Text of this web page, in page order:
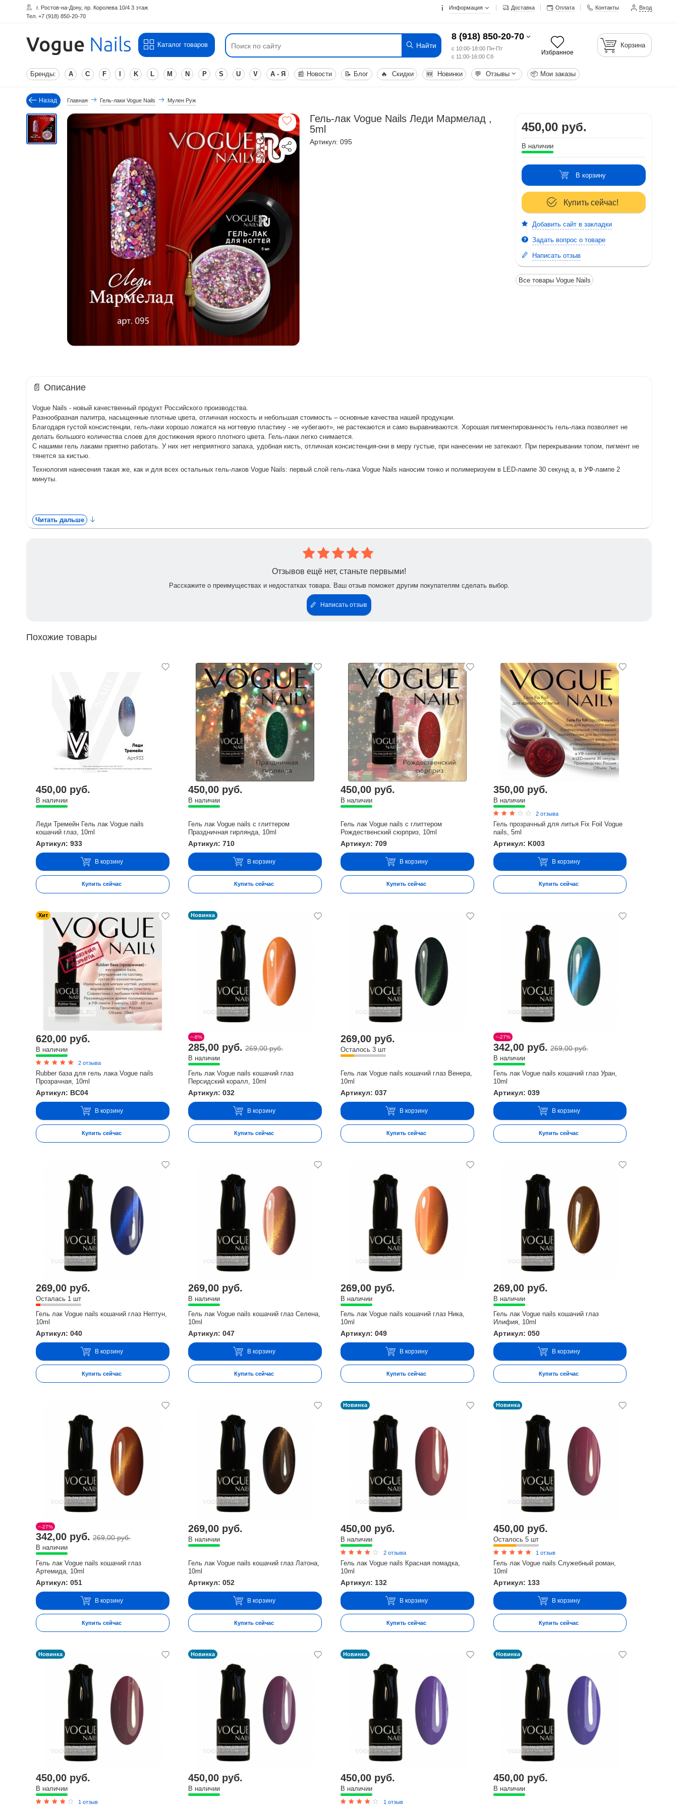
г. Ростов-на-Дону, пр. Королева 10/4 3 этаж
Тел. +7 (918) 850-20-70
Информация Доставка Оплата Контакты Вход
Каталог товаров Найти
8 (918) 850-20-70
с 10:00-18:00 Пн-Пт
с 11:00-16:00 Сб
Избранное
Корзина
Бренды: A C F K L M N P S U V А - Я 📰 Новости 📝 Блог 🔥 Скидки 🆕 Новинки 💬 Отзывы 📦 Мои заказы
Назад Главная Гель-лаки Vogue Nails Мулен Руж
Гель-лак Vogue Nails Леди Мармелад ,
5ml
Артикул: 095
450,00 руб.
В наличии
В корзину
Купить сейчас!
Добавить сайт в закладки
Задать вопрос о товаре
Написать отзыв
Все товары Vogue Nails
📄 Описание
Vogue Nails - новый качественный продукт Российского производства.
Разнообразная палитра, насыщенные плотные цвета, отличная носкость и небольшая стоимость – основные качества нашей продукции.
Благодаря густой консистенции, гель-лаки хорошо ложатся на ногтевую пластину - не «убегают», не растекаются и само выравниваются. Хорошая пигментированность гель-лака позволяет не
делать большого количества слоев для достижения яркого плотного цвета. Гель-лаки легко снимается.
С нашими гель лаками приятно работать. У них нет неприятного запаха, удобная кисть, отличная консистенция-они в меру густые, при нанесении не затекают. При перекрывании топом, пигмент не
тянется за кистью.
Технология нанесения такая же, как и для всех остальных гель-лаков Vogue Nails: первый слой гель-лака Vogue Nails наносим тонко и полимеризуем в LED-лампе 30 секунд а, в УФ-лампе 2
минуты.
Читать дальше
Отзывов ещё нет, станьте первыми!
Расскажите о преимуществах и недостатках товара. Ваш отзыв поможет другим покупателям сделать выбор.
Написать отзыв
Похожие товары
450,00 руб.
В наличии
Леди Тремейн Гель лак Vogue nails
кошачий глаз, 10ml
Артикул: 933
В корзину
Купить сейчас
450,00 руб.
В наличии
Гель лак Vogue nails с глиттером
Праздничная гирлянда, 10ml
Артикул: 710
В корзину
Купить сейчас
450,00 руб.
В наличии
Гель лак Vogue nails с глиттером
Рождественский сюрприз, 10ml
Артикул: 709
В корзину
Купить сейчас
350,00 руб.
В наличии
2 отзыва
Гель прозрачный для литья Fix Foil Vogue
nails, 5ml
Артикул: K003
В корзину
Купить сейчас
Хит
620,00 руб.
В наличии
2 отзыва
Rubber база для гель лака Vogue nails
Прозрачная, 10ml
Артикул: BC04
В корзину
Купить сейчас
Новинка
−-6%
285,00 руб. 269,00 руб.
В наличии
Гель лак Vogue nails кошачий глаз
Персидский коралл, 10ml
Артикул: 032
В корзину
Купить сейчас
269,00 руб.
Осталось 3 шт
Гель лак Vogue nails кошачий глаз Венера,
10ml
Артикул: 037
В корзину
Купить сейчас
−-27%
342,00 руб. 269,00 руб.
В наличии
Гель лак Vogue nails кошачий глаз Уран,
10ml
Артикул: 039
В корзину
Купить сейчас
269,00 руб.
Осталась 1 шт
Гель лак Vogue nails кошачий глаз Нептун,
10ml
Артикул: 040
В корзину
Купить сейчас
269,00 руб.
В наличии
Гель лак Vogue nails кошачий глаз Селена,
10ml
Артикул: 047
В корзину
Купить сейчас
269,00 руб.
В наличии
Гель лак Vogue nails кошачий глаз Ника,
10ml
Артикул: 049
В корзину
Купить сейчас
269,00 руб.
В наличии
Гель лак Vogue nails кошачий глаз
Илифия, 10ml
Артикул: 050
В корзину
Купить сейчас
−-27%
342,00 руб. 269,00 руб.
В наличии
Гель лак Vogue nails кошачий глаз
Артемида, 10ml
Артикул: 051
В корзину
Купить сейчас
269,00 руб.
В наличии
Гель лак Vogue nails кошачий глаз Латона,
10ml
Артикул: 052
В корзину
Купить сейчас
Новинка
450,00 руб.
В наличии
2 отзыва
Гель лак Vogue nails Красная помадка,
10ml
Артикул: 132
В корзину
Купить сейчас
Новинка
450,00 руб.
Осталось 5 шт
1 отзыв
Гель лак Vogue nails Служебный роман,
10ml
Артикул: 133
В корзину
Купить сейчас
Новинка
450,00 руб.
В наличии
1 отзыв
Новинка
450,00 руб.
В наличии
Новинка
450,00 руб.
В наличии
1 отзыв
Новинка
450,00 руб.
В наличии